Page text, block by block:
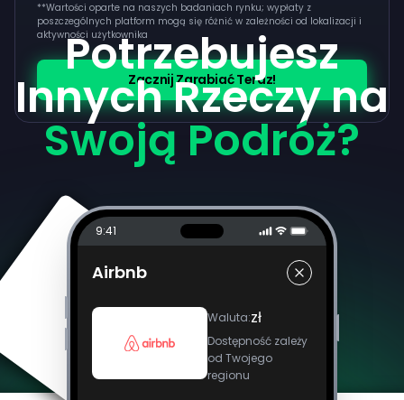
**Wartości oparte na naszych badaniach rynku; wypłaty z
poszczególnych platform mogą się różnić w zależności od lokalizacji i
aktywności użytkownika
Zacznij Zarabiać Teraz!
Potrzebujesz
Innych Rzeczy na
Swoją Podróż?
9:41
Airbnb
Waluta:zł
Dostępność zależy
od Twojego
regionu